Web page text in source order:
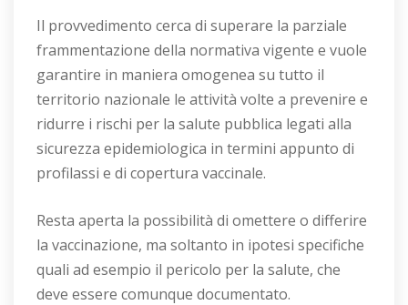
Il provvedimento cerca di superare la parziale
frammentazione della normativa vigente e vuole
garantire in maniera omogenea su tutto il
territorio nazionale le attività volte a prevenire e
ridurre i rischi per la salute pubblica legati alla
sicurezza epidemiologica in termini appunto di
profilassi e di copertura vaccinale.
Resta aperta la possibilità di omettere o differire
la vaccinazione, ma soltanto in ipotesi specifiche
quali ad esempio il pericolo per la salute, che
deve essere comunque documentato.